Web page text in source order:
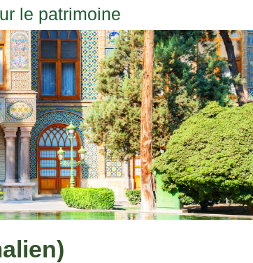
le patrimoine